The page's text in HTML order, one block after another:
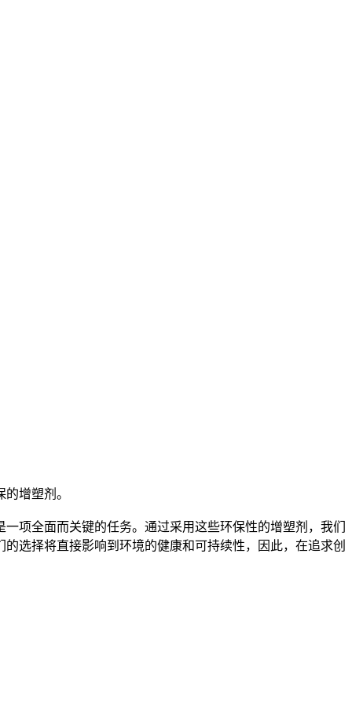
增塑剂。
一项全面而关键的任务。通过采用这些环保性的增塑剂，我们
选择将直接影响到环境的健康和可持续性，因此，在追求创